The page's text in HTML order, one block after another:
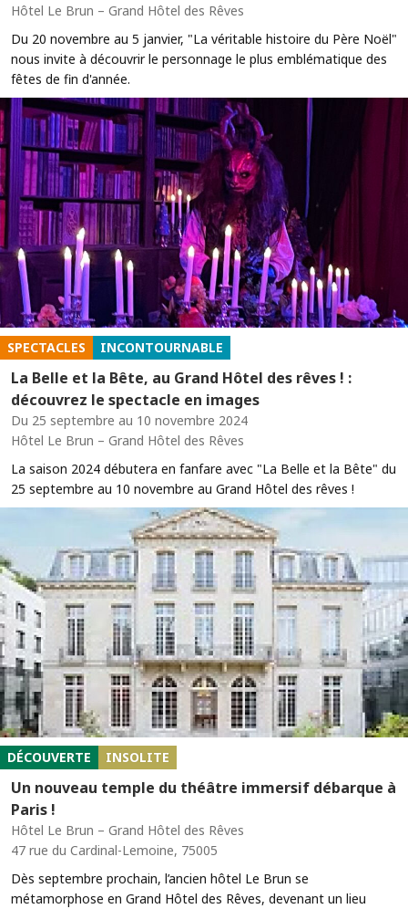
Hôtel Le Brun – Grand Hôtel des Rêves
Du 20 novembre au 5 janvier, "La véritable histoire du Père Noël"
nous invite à découvrir le personnage le plus emblématique des
fêtes de fin d'année.
SPECTACLES INCONTOURNABLE
La Belle et la Bête, au Grand Hôtel des rêves ! :
découvrez le spectacle en images
Du 25 septembre au 10 novembre 2024
Hôtel Le Brun – Grand Hôtel des Rêves
La saison 2024 débutera en fanfare avec "La Belle et la Bête" du
25 septembre au 10 novembre au Grand Hôtel des rêves !
DÉCOUVERTE INSOLITE
Un nouveau temple du théâtre immersif débarque à
Paris !
Hôtel Le Brun – Grand Hôtel des Rêves
47 rue du Cardinal-Lemoine, 75005
Dès septembre prochain, l’ancien hôtel Le Brun se
métamorphose en Grand Hôtel des Rêves, devenant un lieu